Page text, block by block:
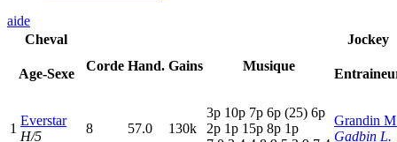
aide
Cheval
Age-Sexe
Corde Hand. Gains Musique
Jockey
1
Everstar
H/5
8 57.0 130k
3p 10p 7p 6p (25) 6p
2p 1p 15p 8p 1p
Grandin
Gadbin L.